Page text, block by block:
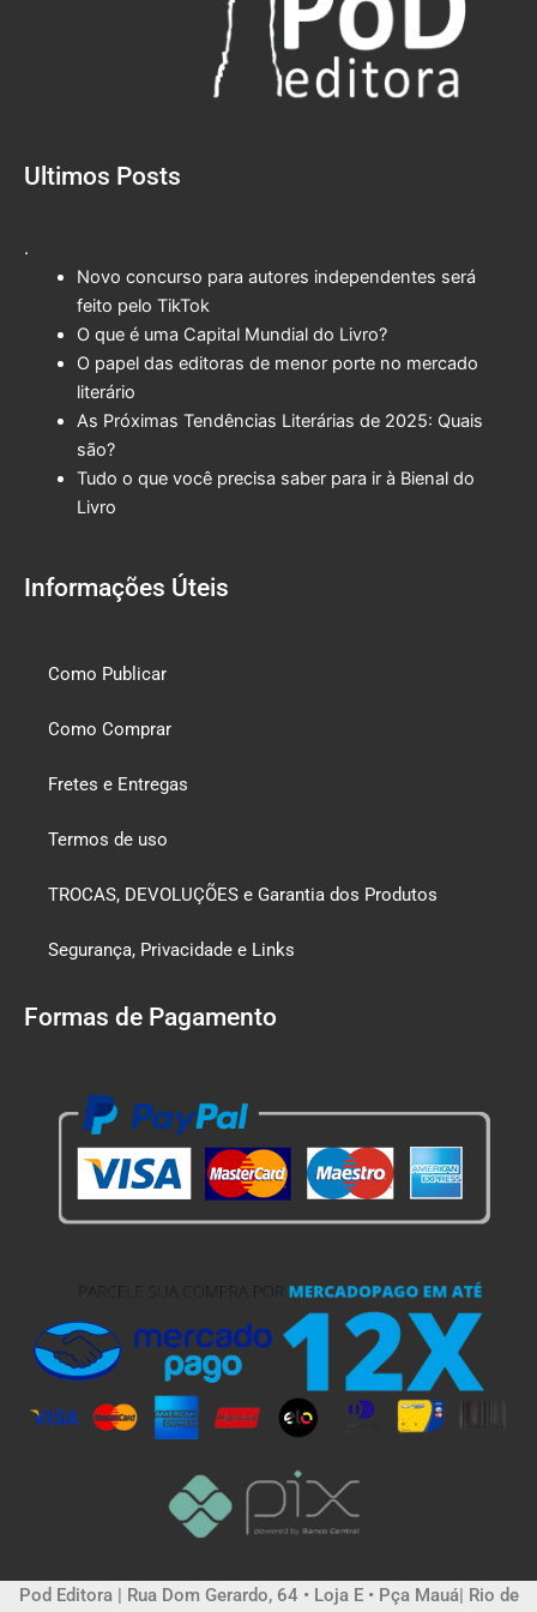
Ultimos Posts
.
Novo concurso para autores independentes será
feito pelo TikTok
O que é uma Capital Mundial do Livro?
O papel das editoras de menor porte no mercado
literário
As Próximas Tendências Literárias de 2025: Quais
são?
Tudo o que você precisa saber para ir à Bienal do
Livro
Informações Úteis
Como Publicar
Como Comprar
Fretes e Entregas
Termos de uso
TROCAS, DEVOLUÇÕES e Garantia dos Produtos
Segurança, Privacidade e Links
Formas de Pagamento
Pod Editora | Rua Dom Gerardo, 64 • Loja E • Pça Mauá| Rio de